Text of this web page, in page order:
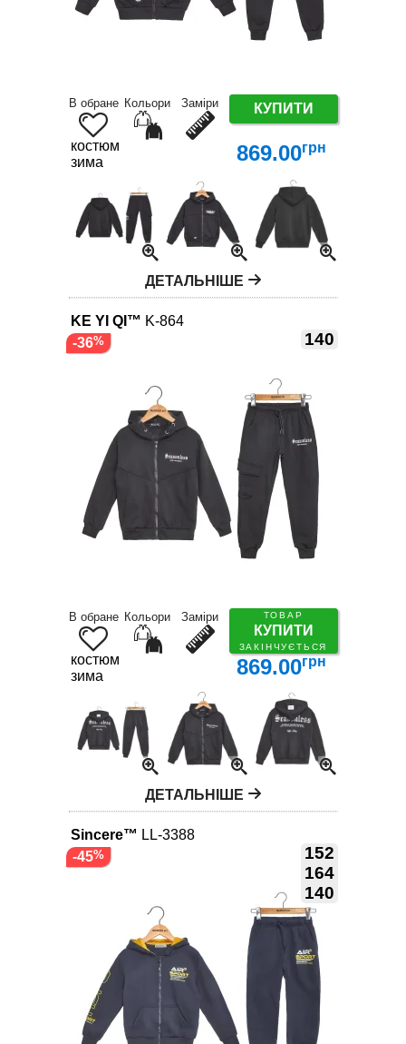
В обране Кольори Заміри КУПИТИ
костюм
зима
869.00грн
ДЕТАЛЬНІШЕ
KE YI QI™ K-864
140
В обране Кольори Заміри ТОВАР
КУПИТИ
ЗАКІНЧУЄТЬСЯ
костюм
зима
869.00грн
-36
ДЕТАЛЬНІШЕ
Sincere™ LL-3388
152
164
140
-45